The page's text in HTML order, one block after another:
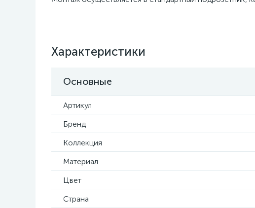
Характеристики
Основные
Артикул
Бренд
Коллекция
Материал
Цвет
Страна